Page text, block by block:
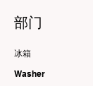
部门
冰箱
Washer